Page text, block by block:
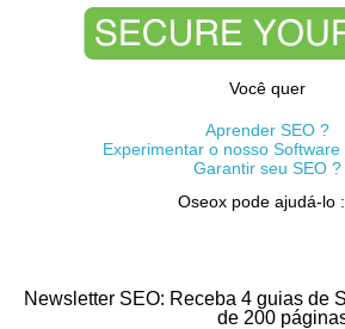
Você quer
Aprender SEO ?
Experimentar o nosso Software
Garantir seu SEO ?
Oseox pode ajudá-lo
Newsletter SEO: Receba 4 guias de
de 200